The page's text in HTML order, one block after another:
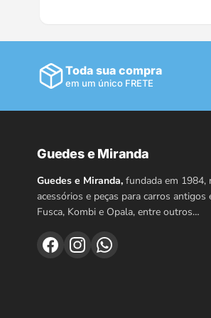
Toda sua compra
em um único FRETE
Guedes e Miranda
Guedes e Miranda, fundada em 1984,
acessórios e peças para carros antigos
Fusca, Kombi e Opala, entre outros…